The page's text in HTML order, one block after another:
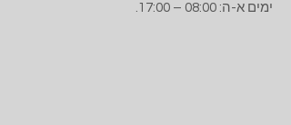
ימים א-ה: 08:00 – 17:00.